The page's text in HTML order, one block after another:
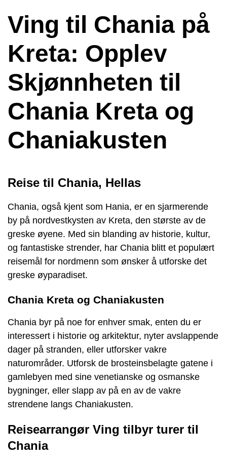
Ving til Chania på
Kreta: Opplev
Skjønnheten til
Chania Kreta og
Chaniakusten
Reise til Chania, Hellas
Chania, også kjent som Hania, er en sjarmerende
by på nordvestkysten av Kreta, den største av de
greske øyene. Med sin blanding av historie, kultur,
og fantastiske strender, har Chania blitt et populært
reisemål for nordmenn som ønsker å utforske det
greske øyparadiset.
Chania Kreta og Chaniakusten
Chania byr på noe for enhver smak, enten du er
interessert i historie og arkitektur, nyter avslappende
dager på stranden, eller utforsker vakre
naturområder. Utforsk de brosteinsbelagte gatene i
gamlebyen med sine venetianske og osmanske
bygninger, eller slapp av på en av de vakre
strendene langs Chaniakusten.
Reisearrangør Ving tilbyr turer til
Chania